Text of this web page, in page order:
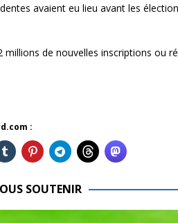
avaient eu lieu avant les
de nouvelles inscriptions ou
:
SOUTENIR